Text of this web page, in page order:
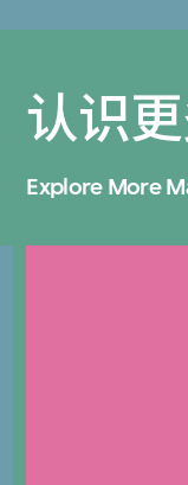
认识
Explore More